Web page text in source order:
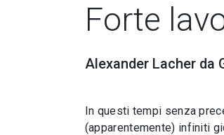
Forte
Alexander Lacher da
In questi tempi senza
(apparentemente) infiniti